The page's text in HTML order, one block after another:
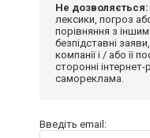
Не дозволяється:
лексики, погроз
порівняння з
безпідставні
компанії і / або її
сторонні
самореклама.
Введіть email: